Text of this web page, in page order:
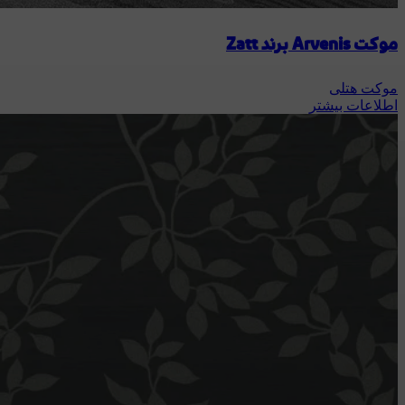
موکت Arvenis برند Zatt
موکت هتلی
اطلاعات بیشتر